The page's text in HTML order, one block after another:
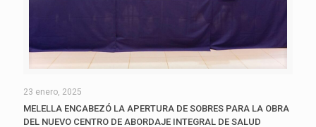
23 enero, 2025
MELELLA ENCABEZÓ LA APERTURA DE SOBRES PARA LA OBRA
DEL NUEVO CENTRO DE ABORDAJE INTEGRAL DE SALUD